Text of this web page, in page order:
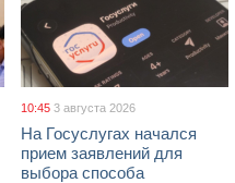
10:45 3 августа 2026
На Госуслугах начался
прием заявлений для
выбора способа